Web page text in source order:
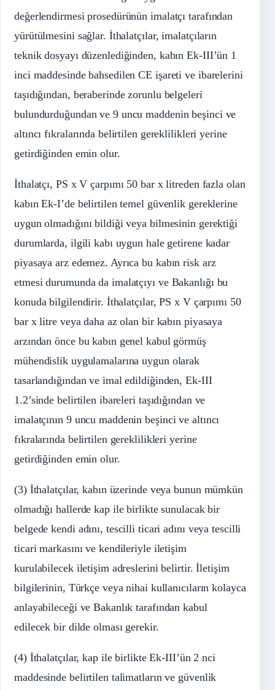
değerlendirmesi prosedürünün imalatçı tarafından
yürütülmesini sağlar. İthalatçılar, imalatçıların
teknik dosyayı düzenlediğinden, kabın Ek-III’ün 1
inci maddesinde bahsedilen CE işareti ve ibarelerini
taşıdığından, beraberinde zorunlu belgeleri
bulundurduğundan ve 9 uncu maddenin beşinci ve
altıncı fıkralarında belirtilen gereklilikleri yerine
getirdiğinden emin olur.
İthalatçı, PS x V çarpımı 50 bar x litreden fazla olan
kabın Ek-I’de belirtilen temel güvenlik gereklerine
uygun olmadığını bildiği veya bilmesinin gerektiği
durumlarda, ilgili kabı uygun hale getirene kadar
piyasaya arz edemez. Ayrıca bu kabın risk arz
etmesi durumunda da imalatçıyı ve Bakanlığı bu
konuda bilgilendirir. İthalatçılar, PS x V çarpımı 50
bar x litre veya daha az olan bir kabın piyasaya
arzından önce bu kabın genel kabul görmüş
mühendislik uygulamalarına uygun olarak
tasarlandığından ve imal edildiğinden, Ek-III
1.2’sinde belirtilen ibareleri taşıdığından ve
imalatçının 9 uncu maddenin beşinci ve altıncı
fıkralarında belirtilen gereklilikleri yerine
getirdiğinden emin olur.
(3) İthalatçılar, kabın üzerinde veya bunun mümkün
olmadığı hallerde kap ile birlikte sunulacak bir
belgede kendi adını, tescilli ticari adını veya tescilli
ticari markasını ve kendileriyle iletişim
kurulabilecek iletişim adreslerini belirtir. İletişim
bilgilerinin, Türkçe veya nihai kullanıcıların kolayca
anlayabileceği ve Bakanlık tarafından kabul
edilecek bir dilde olması gerekir.
(4) İthalatçılar, kap ile birlikte Ek-III’ün 2 nci
maddesinde belirtilen talimatların ve güvenlik